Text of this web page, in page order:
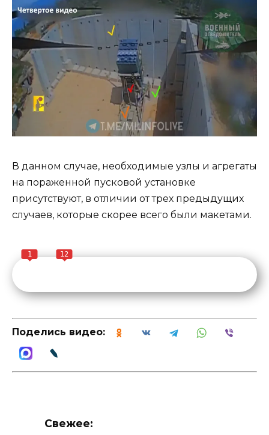
В данном случае, необходимые узлы и агрегаты
на пораженной пусковой установке
присутствуют, в отличии от трех предыдущих
случаев, которые скорее всего были макетами.
1 12
Поделись видео:
Свежее: